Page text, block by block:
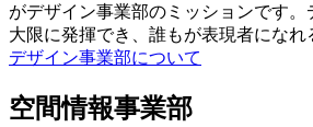
がデザイン事業部のミッションです
大限に発揮でき、誰もが表現者になれ
デザイン事業部について
空間情報事業部